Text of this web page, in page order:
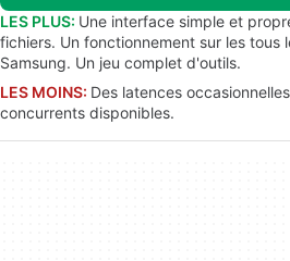
LES PLUS: Une interface simple et
fichiers. Un fonctionnement sur les tous
Samsung. Un jeu complet d'outils.
LES MOINS: Des latences
concurrents disponibles.